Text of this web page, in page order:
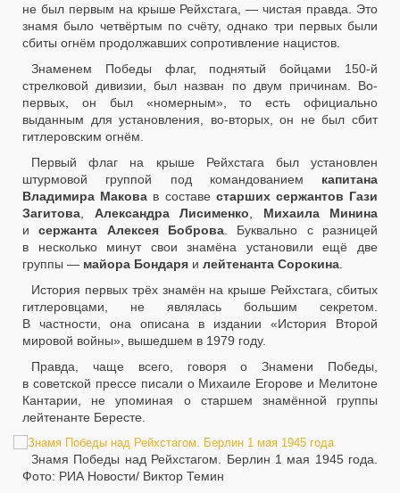
не был первым на крыше Рейхстага, — чистая правда. Это
знамя было четвёртым по счёту, однако три первых были
сбиты огнём продолжавших сопротивление нацистов.
Знаменем Победы флаг, поднятый бойцами 150-й
стрелковой дивизии, был назван по двум причинам. Во-
первых, он был «номерным», то есть официально
выданным для установления, во-вторых, он не был сбит
гитлеровским огнём.
Первый флаг на крыше Рейхстага был установлен
штурмовой группой под командованием капитана
Владимира Макова в составе старших сержантов Гази
Загитова
Александра Лисименко
Михаила Минина
исержанта Алексея Боброва . Буквально с разницей
в несколько минут свои знамёна установили ещё две
группы — майора Бондаря и лейтенанта Сорокина
История первых трёх знамён на крыше Рейхстага, сбитых
гитлеровцами, не являлась большим секретом.
В частности, она описана в издании «История Второй
мировой войны», вышедшем в 1979 году.
Правда, чаще всего, говоря о Знамени Победы,
в советской прессе писали о Михаиле Егорове и Мелитоне
Кантарии, не упоминая о старшем знамённой группы
лейтенанте Бересте.
Знамя Победы над Рейхстагом. Берлин 1 мая 1945 года.
Фото: РИА Новости/ Виктор Темин